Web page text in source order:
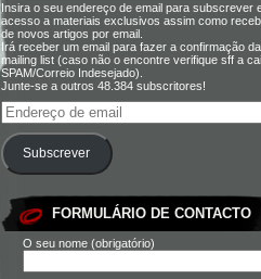
Insira o seu endereço de email para subscrever
acesso a materiais exclusivos assim como
de novos artigos por email.
Irá receber um email para fazer a confirmação
mailing list (caso não o encontre verifique sff a
SPAM/Correio Indesejado).
Junte-se a outros 48.384 subscritores!
Subscrever
FORMULÁRIO DE CONTACTO
O seu nome (obrigatório)